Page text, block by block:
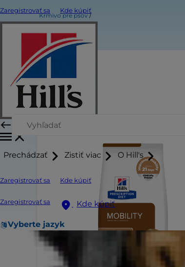
Zaregistrovať sa Kde kúpiť
Prechádzať Zistiť viac O Hill's
Zaregistrovať sa Kde kúpiť
Zaregistrovať sa Kde kúpiť
Vyberte jazyk
Krmivo pre psov